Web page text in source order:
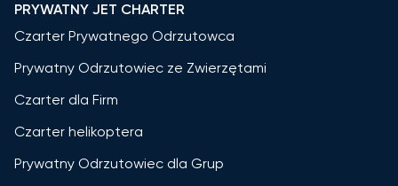
PRYWATNY JET CHARTER
Czarter Prywatnego Odrzutowca
Prywatny Odrzutowiec ze Zwierzętami
Czarter dla Firm
Czarter helikoptera
Prywatny Odrzutowiec dla Grup